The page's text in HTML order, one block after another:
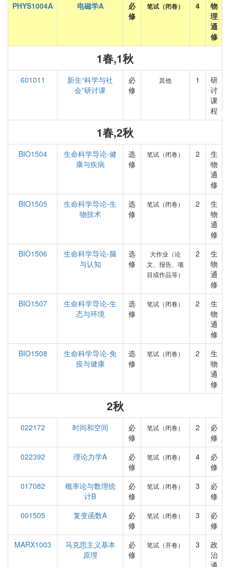
PHYS1004A
电磁学A
必
修
笔试（闭卷） 4
物
理
通
修
1春,1秋
601011
新生“科学与社
会”研讨课
必
修
其他 1
研
讨
课
程
1春,2秋
BIO1504
生命科学导论-健
康与疾病
选
修
笔试（闭卷） 2
生
物
通
修
BIO1505
生命科学导论-生
物技术
选
修
笔试（闭卷） 2
生
物
通
修
BIO1506
生命科学导论-脑
与认知
选
修
大作业（论
文、报告、项
目或作品等）
2
生
物
通
修
BIO1507
生命科学导论-生
态与环境
选
修
笔试（闭卷） 2
生
物
通
修
BIO1508
生命科学导论-免
疫与健康
选
修
笔试（闭卷） 2
生
物
通
修
2秋
022172 时间和空间
必
修
笔试（闭卷） 2
必
修
022392
理论力学A
必
修
笔试（闭卷） 4
必
修
017082
概率论与数理统
计B
必
修
笔试（闭卷） 3
必
修
001505
复变函数A
必
修
笔试（闭卷） 3
必
修
MARX1003
马克思主义基本
原理
必
修
笔试（开卷） 3
政
治
通